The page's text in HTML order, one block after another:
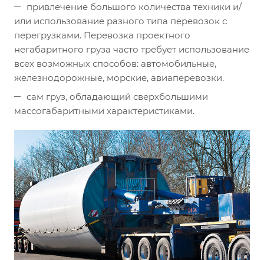
привлечение большого количества техники и/
или использование разного типа перевозок с
перегрузками. Перевозка проектного
негабаритного груза часто требует использование
всех возможных способов: автомобильные,
железнодорожные, морские, авиаперевозки.
сам груз, обладающий сверхбольшими
массогабаритными характеристиками.